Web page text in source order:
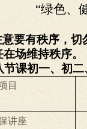
“绿色、
要有秩序，切
场维持秩序。
节课初一、初
目
讲座